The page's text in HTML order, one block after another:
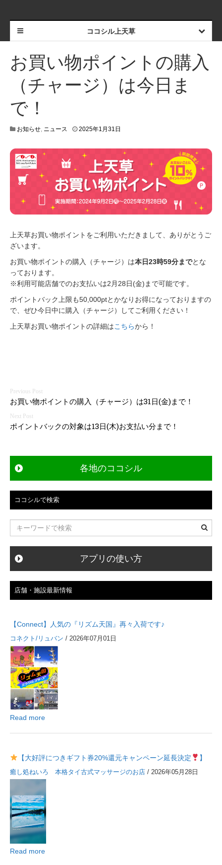
ココシル上天草
お買い物ポイントの購入
（チャージ）は今日ま
で！
お知らせ, ニュース 2025年1月31日
上天草お買い物ポイントをご利用いただきまして、ありがとうご
ざいます。
お買い物ポイントの購入（チャージ）は本日23時59分までとな
っております。
※利用可能店舗でのお支払いは2月28日(金)まで可能です。
ポイントバック上限も50,000ptとかなりお得になっておりますの
で、ぜひ今日中に購入（チャージ）してご利用ください！
上天草お買い物ポイントの詳細はこちらから！
投
稿
ナ
ビ
ー
シ
ョ
ン
お買い物ポイントの購入（チャージ）は31日(金)まで！
ポイントバックの対象は13日(木)お支払い分まで！
各地のココシル
ココシルで検索
アプリの使い方
店舗・施設最新情報
【Connect】人気の『リズム天国』再々入荷です♪
コネクト/リュバン / 2026年07月01日
Read more
【大好評につきギフト券20%還元キャンペーン延長決定 】
癒し処ねいろ 本格タイ古式マッサージのお店 / 2026年05月28日
Read more